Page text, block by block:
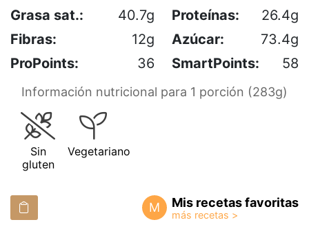
Grasa sat.:
40.7g Proteínas:
26.4g
Fibras:
12g Azúcar:
73.4g
ProPoints:
36 SmartPoints: 58
Información nutricional para 1 porción (283g)
Sin
gluten
Vegetariano
M Mis recetas favoritas